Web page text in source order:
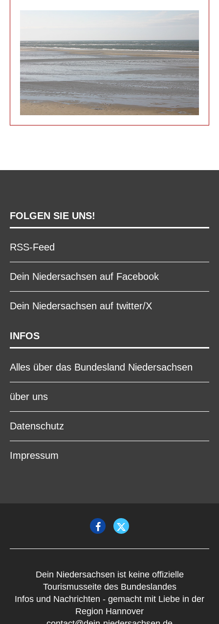
FOLGEN SIE UNS!
RSS-Feed
Dein Niedersachsen auf Facebook
Dein Niedersachsen auf twitter/X
INFOS
Alles über das Bundesland Niedersachsen
über uns
Datenschutz
Impressum
Dein Niedersachsen ist keine offizielle
Tourismusseite des Bundeslandes
Infos und Nachrichten - gemacht mit Liebe in der
Region Hannover